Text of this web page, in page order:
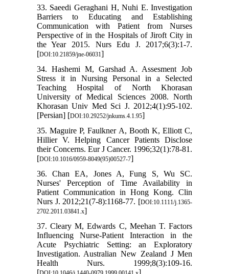
33. Saeedi Geraghani H, Nuhi E. Investigation
Barriers to Educating and Establishing
Communication with Patient from Nurses
Perspective of in the Hospitals of Jiroft City in
the Year 2015. Nurs Edu J. 2017;6(3):1-7.
[DOI:10.21859/jne-06031]
34. Hashemi M, Garshad A. Assesment Job
Stress it in Nursing Personal in a Selected
Teaching Hospital of North Khorasan
University of Medical Sciences 2008. North
Khorasan Univ Med Sci J. 2012;4(1):95-102.
[Persian] [DOI:10.29252/jnkums.4.1.95]
35. Maguire P, Faulkner A, Booth K, Elliott C,
Hillier V. Helping Cancer Patients Disclose
their Concerns. Eur J Cancer. 1996;32(1):78-81.
[DOI:10.1016/0959-8049(95)00527-7]
36. Chan EA, Jones A, Fung S, Wu SC.
Nurses' Perception of Time Availability in
Patient Communication in Hong Kong. Clin
Nurs J. 2012;21(7‐8):1168-77. [DOI:10.1111/j.1365-
2702.2011.03841.x]
37. Cleary M, Edwards C, Meehan T. Factors
Influencing Nurse-Patient Interaction in the
Acute Psychiatric Setting: an Exploratory
Investigation. Australian New Zealand J Men
Health Nurs. 1999;8(3):109-16.